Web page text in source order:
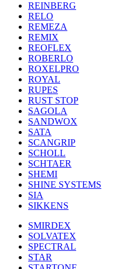
REINBERG
RELO
REMEZA
REMIX
REOFLEX
ROBERLO
ROXELPRO
ROYAL
RUPES
RUST STOP
SAGOLA
SANDWOX
SATA
SCANGRIP
SCHOLL
SCHTAER
SHEMI
SHINE SYSTEMS
SIA
SIKKENS
SMIRDEX
SOLVATEX
SPECTRAL
STAR